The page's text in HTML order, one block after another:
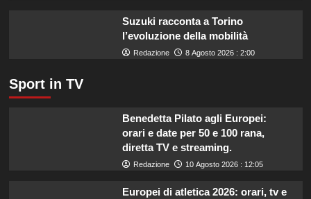
Suzuki racconta a Torino
l’evoluzione della mobilità
Redazione 8 Agosto 2026 : 2:00
Sport in TV
Benedetta Pilato agli Europei:
orari e date per 50 e 100 rana,
diretta TV e streaming.
Redazione 10 Agosto 2026 : 12:05
Europei di atletica 2026: orari, tv e